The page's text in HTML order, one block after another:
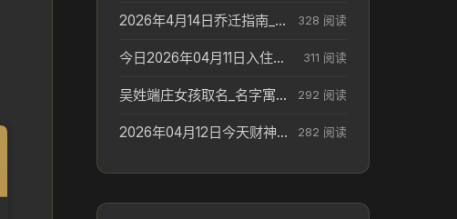
2026年4月14日乔迁指南_搬家择日参考 328 阅读
今日2026年04月11日入住新居老黄历不适宜吗_搬家择日参考 311 阅读
吴姓端庄女孩取名_名字寓意参考 292 阅读
2026年04月12日今天财神在哪个吉位_财神方位参考 282 阅读